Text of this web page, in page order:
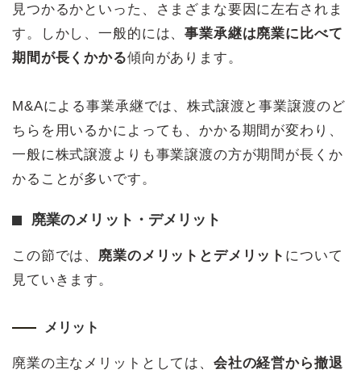
見つかるかといった、さまざまな要因に左右されま
す。しかし、一般的には、事業承継は廃業に比べて
期間が長くかかる傾向があります。
M&Aによる事業承継では、株式譲渡と事業譲渡のど
ちらを用いるかによっても、かかる期間が変わり、
一般に株式譲渡よりも事業譲渡の方が期間が長くか
かることが多いです。
廃業のメリット・デメリット
この節では、 廃業のメリットとデメリット について
見ていきます。
メリット
廃業の主なメリットとしては、 会社の経営から撤退